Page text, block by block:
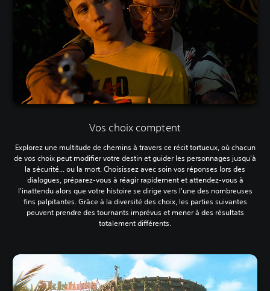
Vos choix comptent
Explorez une multitude de chemins à travers ce récit tortueux, où chacun
de vos choix peut modifier votre destin et guider les personnages jusqu'à
la sécurité... ou la mort. Choisissez avec soin vos réponses lors des
dialogues, préparez-vous à réagir rapidement et attendez-vous à
l'inattendu alors que votre histoire se dirige vers l'une des nombreuses
fins palpitantes. Grâce à la diversité des choix, les parties suivantes
peuvent prendre des tournants imprévus et mener à des résultats
totalement différents.